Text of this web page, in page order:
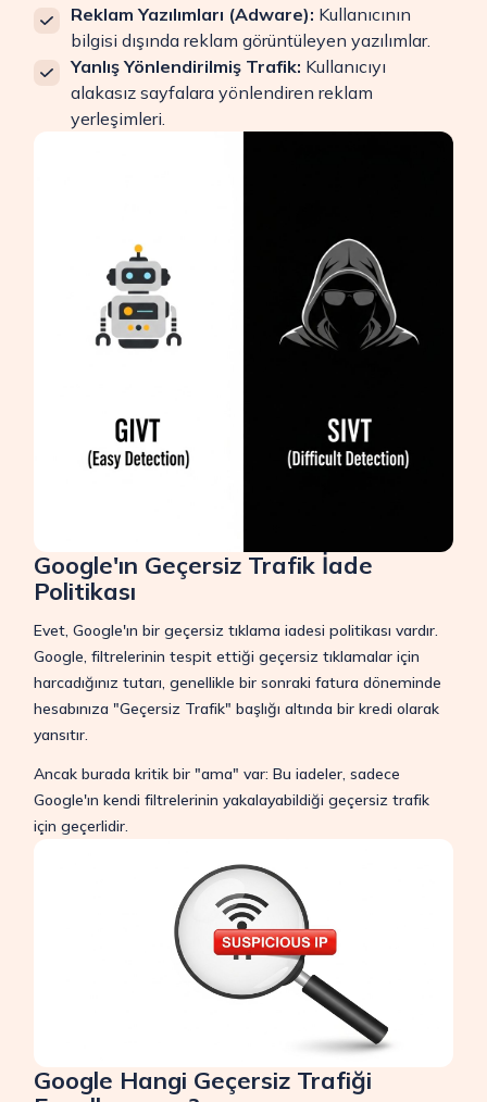
Reklam Yazılımları (Adware): Kullanıcının
bilgisi dışında reklam görüntüleyen yazılımlar.
Yanlış Yönlendirilmiş Trafik: Kullanıcıyı
alakasız sayfalara yönlendiren reklam
yerleşimleri.
Google'ın Geçersiz Trafik İade
Politikası
Evet, Google'ın bir geçersiz tıklama iadesi politikası vardır.
Google, filtrelerinin tespit ettiği geçersiz tıklamalar için
harcadığınız tutarı, genellikle bir sonraki fatura döneminde
hesabınıza "Geçersiz Trafik" başlığı altında bir kredi olarak
yansıtır.
Ancak burada kritik bir "ama" var: Bu iadeler, sadece
Google'ın kendi filtrelerinin yakalayabildiği geçersiz trafik
için geçerlidir.
Google Hangi Geçersiz Trafiği